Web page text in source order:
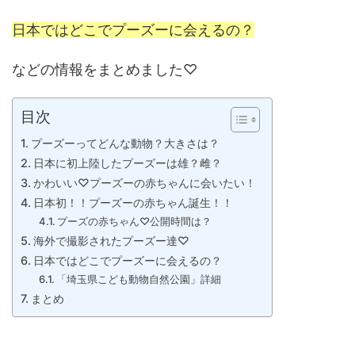
日本ではどこでプーズーに会えるの？
などの情報をまとめました♡
目次
プーズーってどんな動物？大きさは？
日本に初上陸したプーズーは雄？雌？
かわいい♡プーズーの赤ちゃんに会いたい！
日本初！！プーズーの赤ちゃん誕生！！
プーズの赤ちゃん♡公開時間は？
海外で撮影されたプーズー達♡
日本ではどこでプーズーに会えるの？
「埼玉県こども動物自然公園」詳細
まとめ